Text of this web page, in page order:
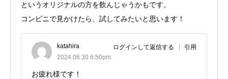
というオリジナルの方を飲んじゃうかもです。
コンビニで見かけたら、試してみたいと思います！
katahira
2024.06.30 6:50pm
ログインして返信する 引用
お疲れ様です！